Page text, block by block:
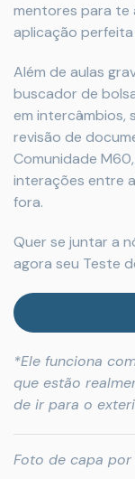
mentores para te
aplicação
Além de aulas
buscador de
em intercâmbios,
revisão de
Comunidade
interações entre
fora.
Quer se juntar a
agora seu Teste
*Ele funciona
que estão
de ir para o
Foto de capa por